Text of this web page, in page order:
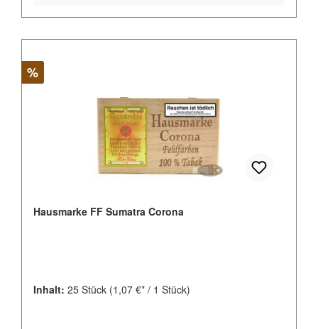
Rabatt
%
Hausmarke FF Sumatra Corona
Inhalt: 25 Stück (1,07 €* / 1 Stück)